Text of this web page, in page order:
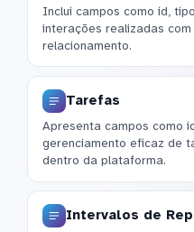
Inclui campos como id,
interações realizadas
relacionamento.
Tarefas
Apresenta campos como
gerenciamento eficaz de
dentro da plataforma.
Intervalos de